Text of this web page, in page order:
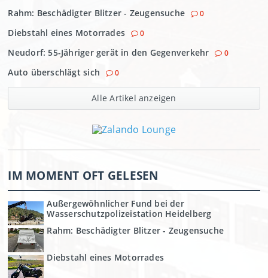
Rahm: Beschädigter Blitzer - Zeugensuche 0
Diebstahl eines Motorrades 0
Neudorf: 55-Jähriger gerät in den Gegenverkehr 0
Auto überschlägt sich 0
Alle Artikel anzeigen
IM MOMENT OFT GELESEN
Außergewöhnlicher Fund bei der
Wasserschutzpolizeistation Heidelberg
Rahm: Beschädigter Blitzer - Zeugensuche
Diebstahl eines Motorrades